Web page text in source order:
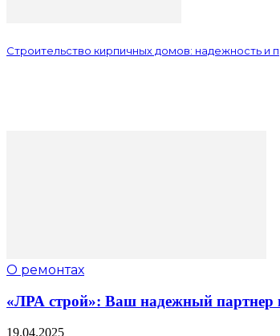
Строительство кирпичных домов: надежность и
О ремонтах
«ЛРА строй»: Ваш надежный партнер
19.04.2025